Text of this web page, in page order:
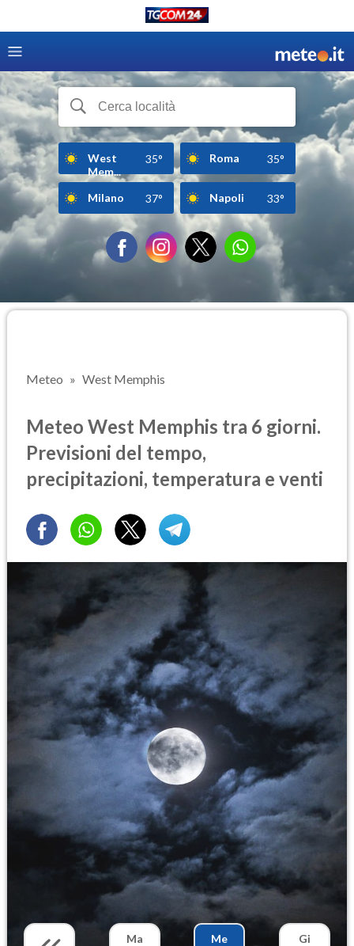
West
Mem...
35° Roma 35°
Milano 37° Napoli 33°
Meteo West Memphis
Meteo West Memphis tra 6 giorni.
Previsioni del tempo,
precipitazioni, temperatura e venti
Ma
Me
Gi